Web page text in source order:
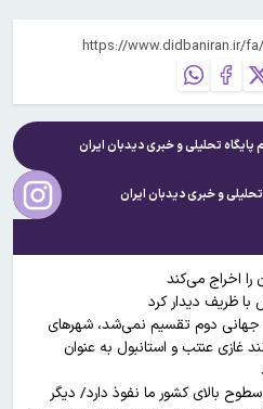
پایگاه تحلیلی و خبریدیدبان ایران
و خبریدیدبان ایران
را اخراج می‌کند
با ظریف دیدار کرد
جهانی دوم تقسیم نمی‌شد، شهرهای
عنتب و استانبول به عنوان
بالای کشور ما نفوذ دارد/ دیگر